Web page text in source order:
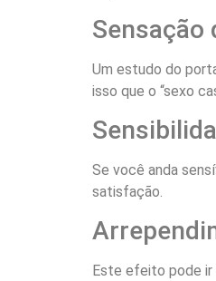
Sensação
Um estudo do
isso que o “sexo
Se você anda
satisfação.
Este efeito pode ir